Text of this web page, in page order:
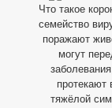
Что такое
семейство
поражают
могут
тяжёлой